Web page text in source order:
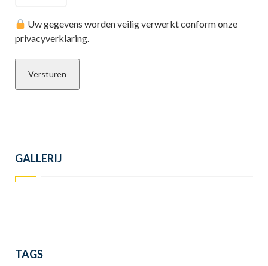
Uw gegevens worden veilig verwerkt conform onze
privacyverklaring.
GALLERIJ
TAGS